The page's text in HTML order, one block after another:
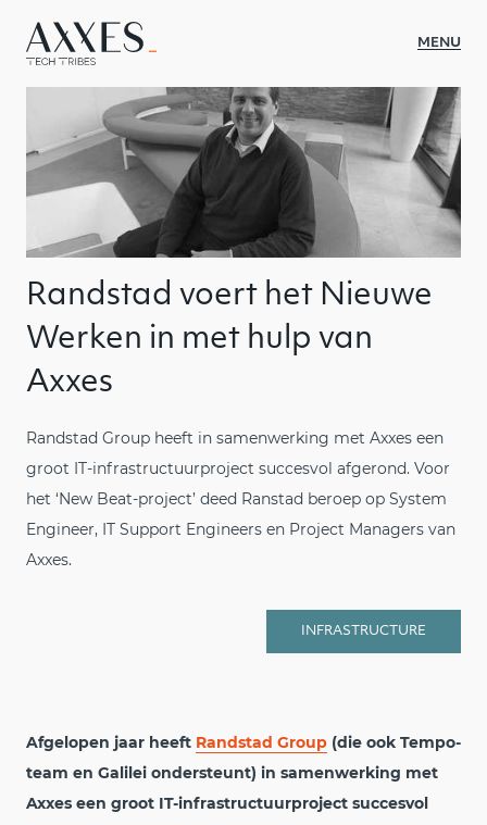
MENU
WAT WE DOEN
INSIGHTS
CULTUUR
JOBS
Randstad voert het Nieuwe
Werken in met hulp van
Axxes
Randstad Group heeft in samenwerking met Axxes een
groot IT-infrastructuurproject succesvol afgerond. Voor
het ‘New Beat-project’ deed Ranstad beroep op System
Engineer, IT Support Engineers en Project Managers van
Axxes.
INFRASTRUCTURE
Afgelopen jaar heeft Randstad Group (die ook Tempo-
team en Galilei ondersteunt) in samenwerking met
Axxes een groot IT-infrastructuurproject succesvol